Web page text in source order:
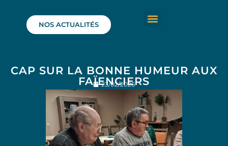
NOS ACTUALITÉS
CAP SUR LA BONNE HUMEUR AUX
FAÏENCIERS
23/02/2026